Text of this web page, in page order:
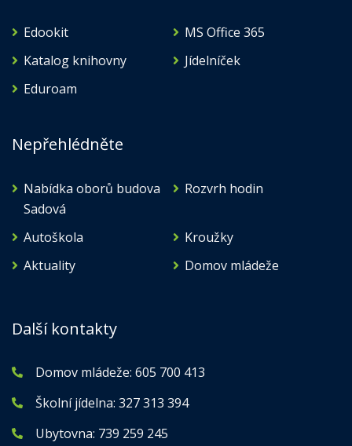
Edookit
MS Office 365
Katalog knihovny
Jídelníček
Eduroam
Nepřehlédněte
Nabídka oborů budova
Sadová
Rozvrh hodin
Autoškola
Kroužky
Aktuality
Domov mládeže
Další kontakty
Domov mládeže: 605 700 413
Školní jídelna: 327 313 394
Ubytovna: 739 259 245